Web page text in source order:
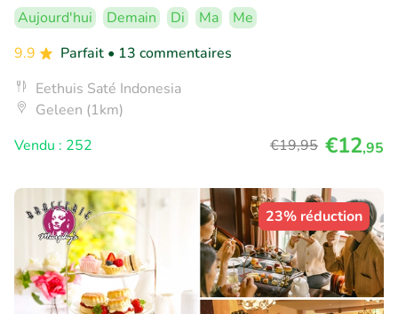
Aujourd'hui Demain Di Ma
Me
9.9
Parfait • 13 commentaires
Eethuis Saté Indonesia
Geleen (1km)
Vendu : 252
€19,95 €12,95
23% réduction